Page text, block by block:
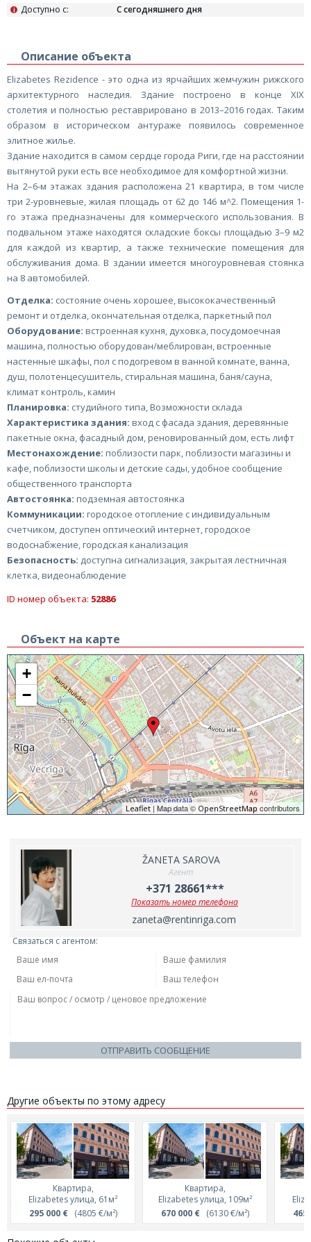
Доступно с:
i С сегодняшнего дня
Описание объекта
Elizabetes Rezidence - это одна из ярчайших жемчужин рижского
архитектурного наследия. Здание построено в конце XIX
столетия и полностью реставрировано в 2013–2016 годах. Таким
образом в историческом антураже появилось современное
элитное жилье.
Здание находится в самом сердце города Риги, где на расстоянии
вытянутой руки есть все необходимое для комфортной жизни.
На 2–6-м этажах здания расположена 21 квартира, в том числе
три 2-уровневые, жилая площадь от 62 до 146 м^2. Помещения 1-
го этажа предназначены для коммерческого использования. В
подвальном этаже находятся складские боксы площадью 3–9 м2
для каждой из квартир, а также технические помещения для
обслуживания дома. В здании имеется многоуровневая стоянка
на 8 автомобилей.
Отделка: состояние очень хорошее, высококачественный
ремонт и отделка, окончательная отделка, паркетный пол
Оборудование: встроенная кухня, духовка, посудомоечная
машина, полностью оборудован/меблирован, встроенные
настенные шкафы, пол с подогревом в ванной комнате, ванна,
душ, полотенцесушитель, стиральная машина, баня/сауна,
климат контроль, камин
Планировка: студийного типа, Возможности склада
Характеристика здания: вход с фасада здания, деревянные
пакетные окна, фасадный дом, реновированный дом, есть лифт
Местонахождение: поблизости парк, поблизости магазины и
кафе, поблизости школы и детские сады, удобное сообщение
общественного транспорта
Автостоянка: подземная автостоянка
Коммуникации: городское отопление с индивидуальным
счетчиком, доступен оптический интернет, городское
водоснабжение, городская канализация
Безопасность: доступна сигнализация, закрытая лестничная
клетка, видеонаблюдение
ID номер объекта: 52886
Объект на карте
+
−
Leaflet| Map data © OpenStreetMap contributors
ŽANETA SAROVA
Агент
+371 28661***
Показать номер телефона
zaneta@rentinriga.com
Связаться с агентом:
ОТПРАВИТЬ СООБЩЕНИЕ
Другие объекты по этому адресу
Квартира,
Elizabetes улица, 61м²
295 000 €(4805 €/м²)
Квартира,
Elizabetes улица, 109м²
670 000 €(6130 €/м²)
465